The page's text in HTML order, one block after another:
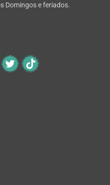
Domingos e feriados.